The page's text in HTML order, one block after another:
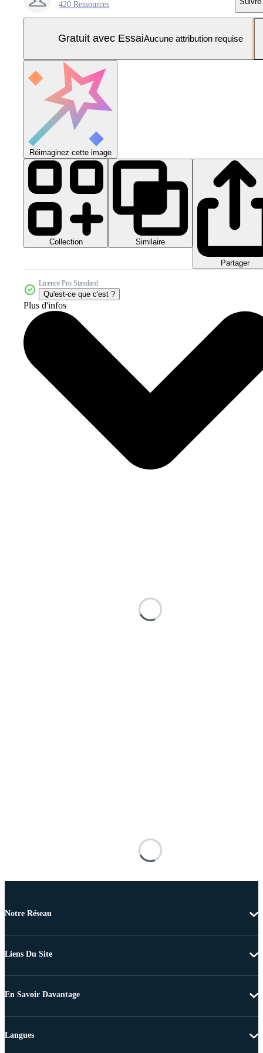
420 Ressources
Gratuit avec EssaiAucune attribution requise
Réimaginez cette image
Collection Similaire
Partager
Licence Pro Standard
Qu'est-ce que c'est ?
Plus d'infos
Notre Réseau
Liens Du Site
En Savoir Davantage
Langues